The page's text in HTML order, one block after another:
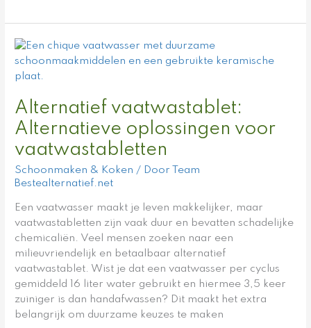
Alternatief vaatwastablet:
Alternatieve oplossingen voor
vaatwastabletten
Schoonmaken & Koken / Door
Team
Bestealternatief.net
Een vaatwasser maakt je leven makkelijker, maar
vaatwastabletten zijn vaak duur en bevatten schadelijke
chemicaliën. Veel mensen zoeken naar een
milieuvriendelijk en betaalbaar alternatief
vaatwastablet. Wist je dat een vaatwasser per cyclus
gemiddeld 16 liter water gebruikt en hiermee 3,5 keer
zuiniger is dan handafwassen? Dit maakt het extra
belangrijk om duurzame keuzes te maken
Alternatief
vaatwastablet:
Alternatieve
voor
vaatwastabletten